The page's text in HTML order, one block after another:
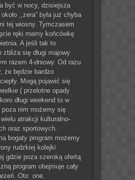
być w nocy, dzisiejsza
,,zera” była już chyba
tej wiosny. Tymczasem
ręki mamy końcówkę
A jeśli tak to
zbliża się długi majowy
razem 4-dniowy. Od razu
że będzie bardzo
Mogą pojawić się
( przelotne opady
długi weekend to w
poza nim możemy się
atrakcji kulturalno-
oraz sportowych.
bogaty program możemy
rudzkiej kolejki
gdzie poza szeroką ofertą
program obejmuje cały
Oto one.